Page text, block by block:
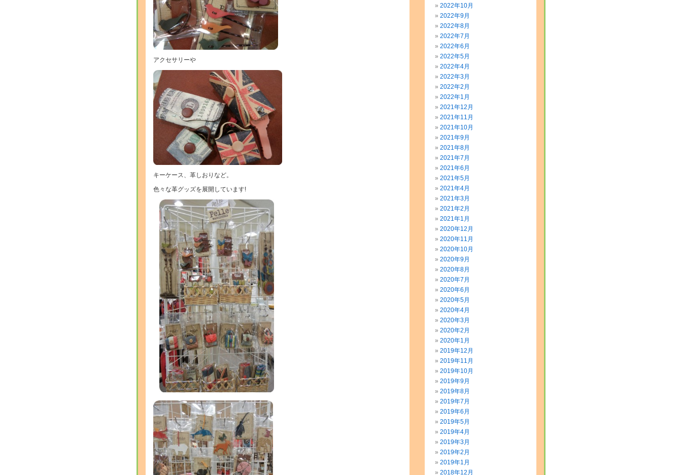
アクセサリーや
キーケース、革しおりなど。
色々な革グッズを展開しています!
2022年10月
2022年9月
2022年8月
2022年7月
2022年6月
2022年5月
2022年4月
2022年3月
2022年2月
2022年1月
2021年12月
2021年11月
2021年10月
2021年9月
2021年8月
2021年7月
2021年6月
2021年5月
2021年4月
2021年3月
2021年2月
2021年1月
2020年12月
2020年11月
2020年10月
2020年9月
2020年8月
2020年7月
2020年6月
2020年5月
2020年4月
2020年3月
2020年2月
2020年1月
2019年12月
2019年11月
2019年10月
2019年9月
2019年8月
2019年7月
2019年6月
2019年5月
2019年4月
2019年3月
2019年2月
2019年1月
2018年12月